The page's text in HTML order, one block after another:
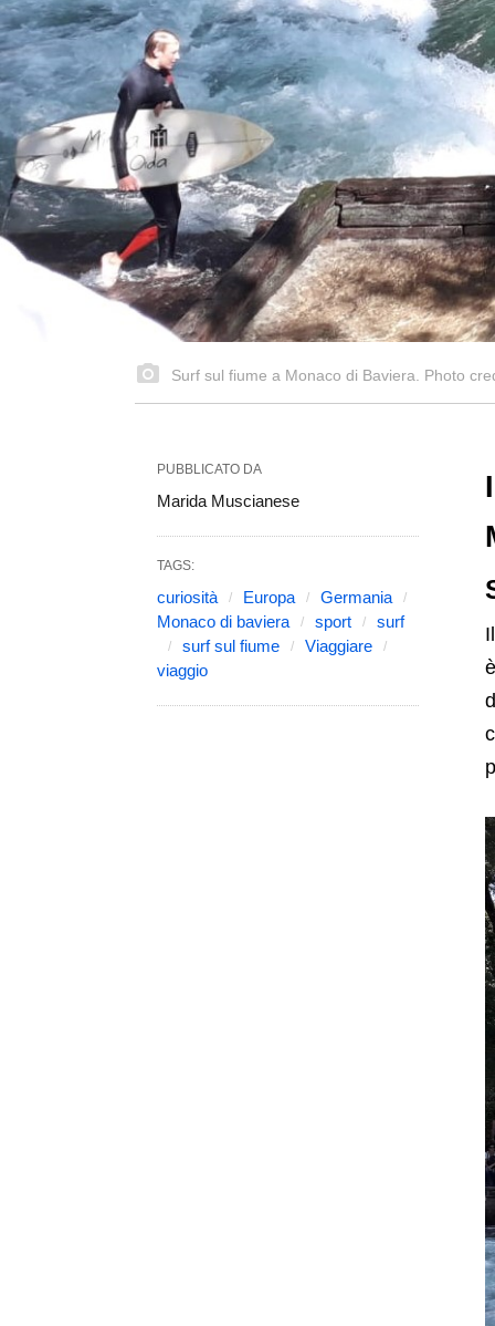
Surf sul fiume a Monaco di Baviera. Photo
PUBBLICATO DA
Marida Muscianese
TAGS:
curiosità Europa
Germania
Monaco di baviera
sport
surf
surf sul fiume
Viaggiare
viaggio